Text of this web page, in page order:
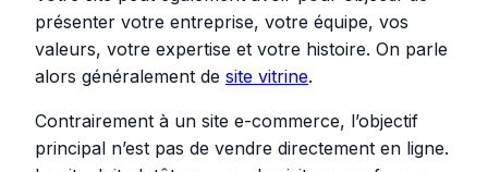
présenter votre entreprise, votre équipe, vos
valeurs, votre expertise et votre histoire. On parle
alors généralement de site vitrine.
Contrairement à un site e-commerce, l’objectif
principal n’est pas de vendre directement en ligne.